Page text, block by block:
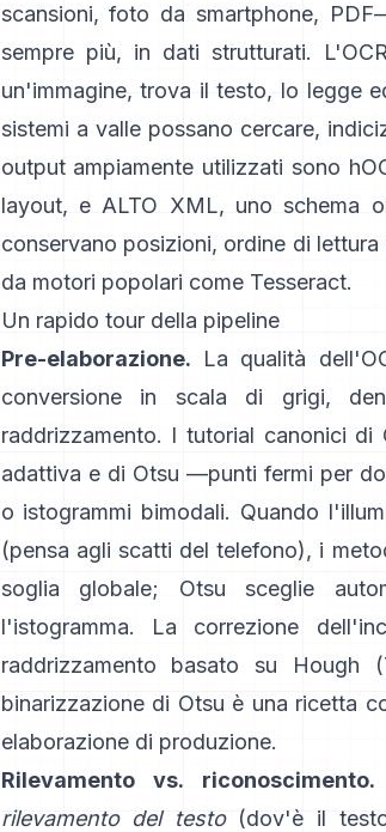
scansioni, foto da smartphone,
sempre più, in dati strutturati.
un'immagine, trova il testo, lo legge
sistemi a valle possano cercare,
output ampiamente utilizzati sono
layout, e ALTO XML, uno schema
conservano posizioni, ordine di
da motori popolari come Tesseract.
Un rapido tour della pipeline
Pre-elaborazione. La qualità
conversione in scala di grigi,
raddrizzamento. I tutorial canonici di
adattiva e di Otsu —punti fermi per
o istogrammi bimodali. Quando
(pensa agli scatti del telefono), i
soglia globale; Otsu sceglie
l'istogramma. La correzione
raddrizzamento basato su Hough (
binarizzazione di Otsu è una ricetta
elaborazione di produzione.
Rilevamento vs. riconoscimento.
rilevamento del testo(dov'è il